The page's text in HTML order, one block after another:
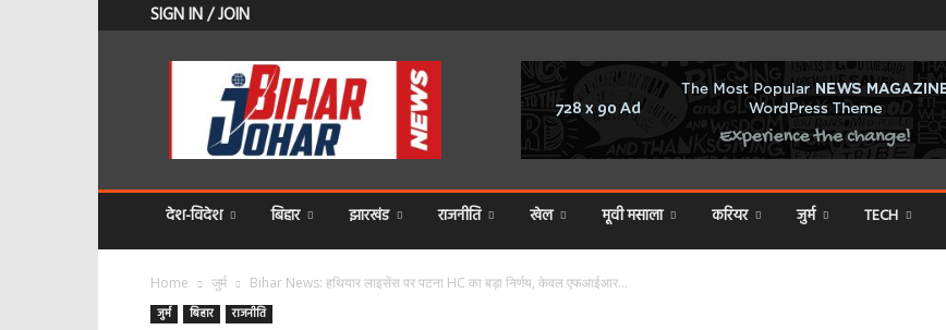
SIGN IN / JOIN
देश-विदेश बिहार झारखंड राजनीति खेल मूवी मसाला करियर जुर्म TECH
Home जुर्म Bihar News: हथियार लाइसेंस पर पटना HC का बड़ा निर्णय, केवल एफआईआर...
जुर्म बिहार राजनीति